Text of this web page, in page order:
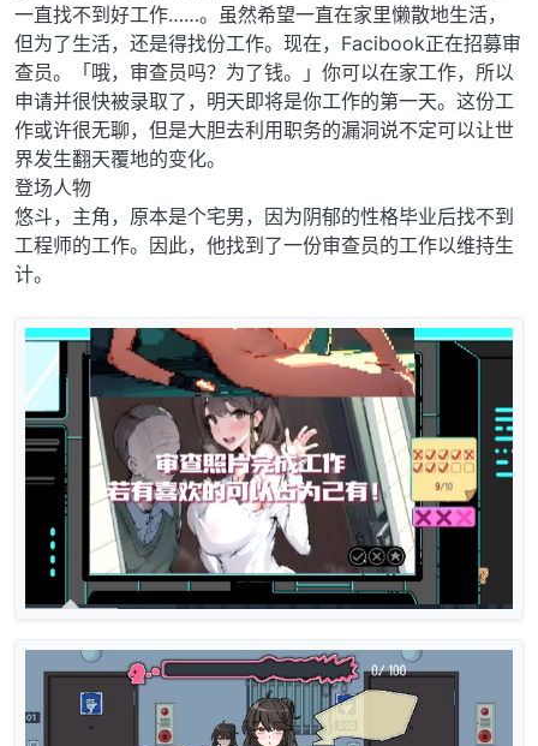
一直找不到好工作……。虽然希望一直在家里懒散地生活，
但为了生活，还是得找份工作。现在，Facibook正在招募审
查员。「哦，审查员吗？为了钱。」你可以在家工作，所以
申请并很快被录取了，明天即将是你工作的第一天。这份工
作或许很无聊，但是大胆去利用职务的漏洞说不定可以让世
界发生翻天覆地的变化。
登场人物
悠斗，主角，原本是个宅男，因为阴郁的性格毕业后找不到
工程师的工作。因此，他找到了一份审查员的工作以维持生
计。